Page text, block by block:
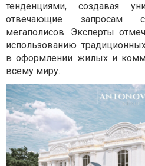
тенденциями, создавая
отвечающие запросам
мегаполисов. Эксперты
использованию
в оформлении жилых и
всему миру.